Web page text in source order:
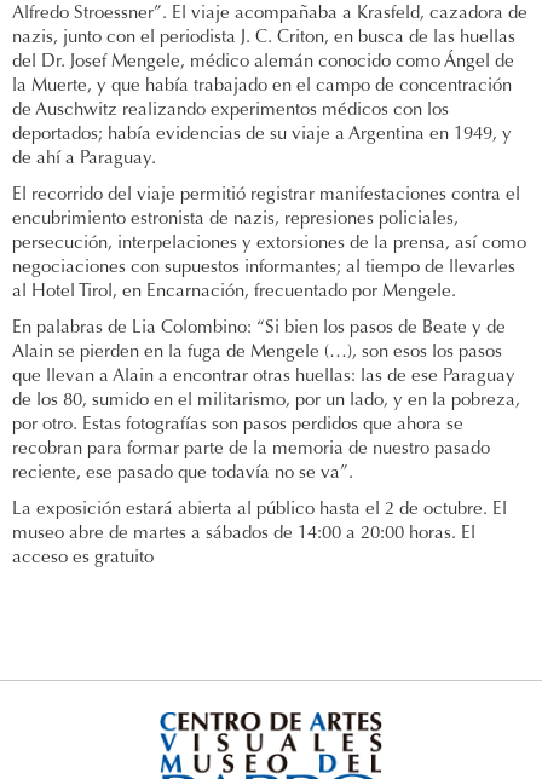
Alfredo Stroessner”. El viaje acompañaba a Krasfeld, cazadora de
nazis, junto con el periodista J. C. Criton, en busca de las huellas
del Dr. Josef Mengele, médico alemán conocido como Ángel de
la Muerte, y que había trabajado en el campo de concentración
de Auschwitz realizando experimentos médicos con los
deportados; había evidencias de su viaje a Argentina en 1949, y
de ahí a Paraguay.
El recorrido del viaje permitió registrar manifestaciones contra el
encubrimiento estronista de nazis, represiones policiales,
persecución, interpelaciones y extorsiones de la prensa, así como
negociaciones con supuestos informantes; al tiempo de llevarles
al Hotel Tirol, en Encarnación, frecuentado por Mengele.
En palabras de Lia Colombino: “Si bien los pasos de Beate y de
Alain se pierden en la fuga de Mengele (…), son esos los pasos
que llevan a Alain a encontrar otras huellas: las de ese Paraguay
de los 80, sumido en el militarismo, por un lado, y en la pobreza,
por otro. Estas fotografías son pasos perdidos que ahora se
recobran para formar parte de la memoria de nuestro pasado
reciente, ese pasado que todavía no se va”.
La exposición estará abierta al público hasta el 2 de octubre. El
museo abre de martes a sábados de 14:00 a 20:00 horas. El
acceso es gratuito